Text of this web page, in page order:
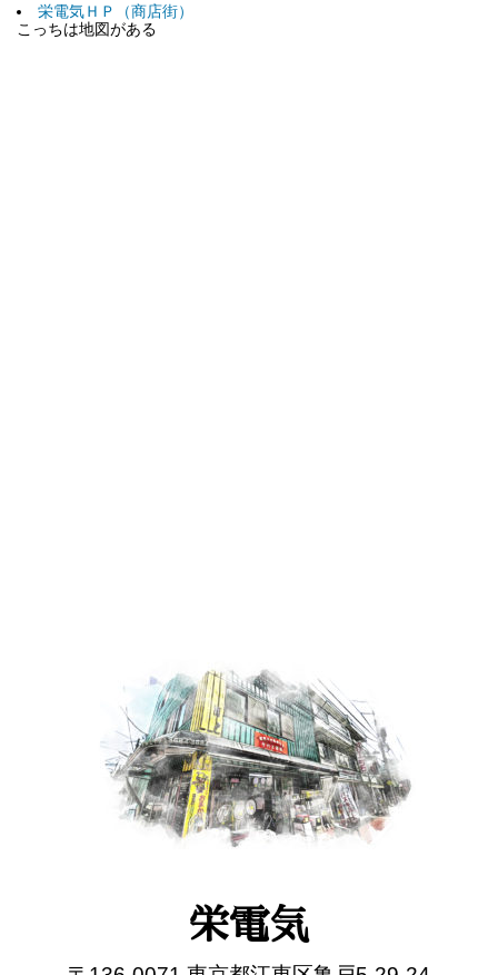
栄電気ＨＰ（商店街）
こっちは地図がある
栄電気